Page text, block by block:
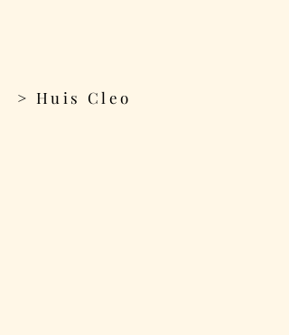
> Huis Cleo